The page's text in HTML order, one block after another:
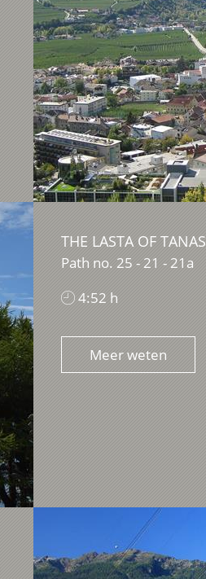
THE LASTA OF TANAS
Path no. 25 - 21 - 21a
4:52 h
Meer weten